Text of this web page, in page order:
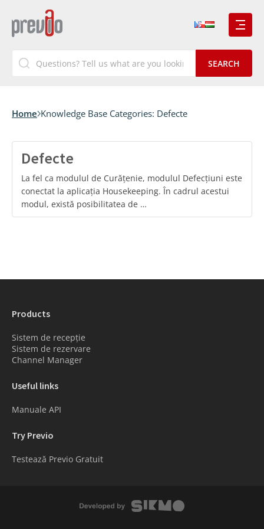
Home Knowledge Base Categories: Defecte
Defecte
La fel ca modulul de Curățenie, modulul Defecțiuni este
conectat la aplicația Housekeeping. În cadrul acestui
modul, există posibilitatea de …
Products
Sistem de recepție
Sistem de rezervare
Channel Manager
Useful links
Manuale API
Try Previo
Testează Previo Gratuit